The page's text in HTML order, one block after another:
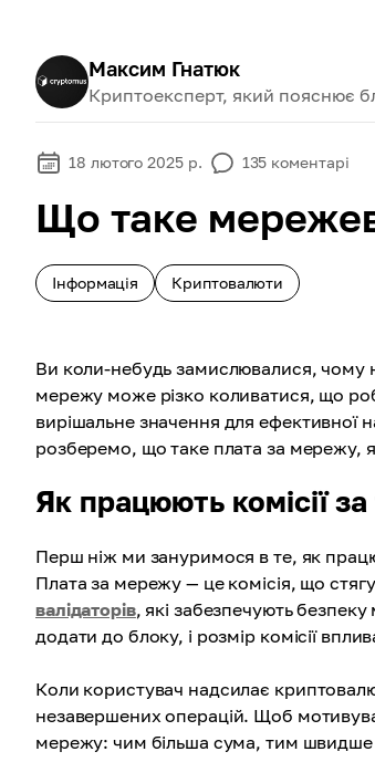
Максим Гнатюк
Криптоексперт, який пояснює
18 лютого 2025 р. 135 коментарі
Що таке
Інформація Криптовалюти
Ви коли-небудь замислювалися, чому
мережу може різко коливатися, що
вирішальне значення для ефективної
розберемо, що таке плата за мережу,
Як працюють комісії за
Перш ніж ми зануримося в те, як
Плата за мережу — це комісія, що
валідаторів, які забезпечують
додати до блоку, і розмір комісії
Коли користувач надсилає
незавершених операцій. Щоб
мережу: чим більша сума, тим швидше